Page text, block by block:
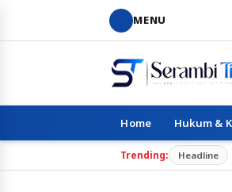
MENU
Home Hukum &
Trending: Headline